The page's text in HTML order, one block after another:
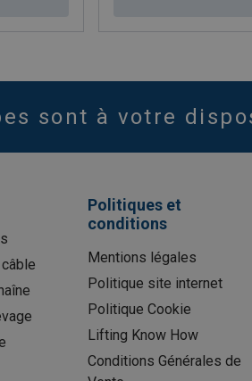
sont à votre
Politiques et
conditions
Mentions légales
Politique site internet
Politique Cookie
Lifting Know How
Conditions Générales de